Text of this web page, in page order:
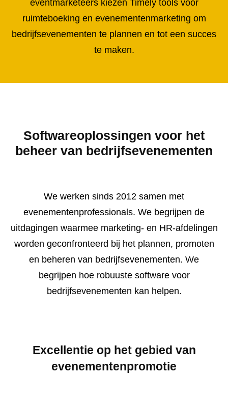
eventmarketeers kiezen Timely tools voor
ruimteboeking en evenementenmarketing om
bedrijfsevenementen te plannen en tot een succes
te maken.
Softwareoplossingen voor het
beheer van bedrijfsevenementen
We werken sinds 2012 samen met
evenementenprofessionals. We begrijpen de
uitdagingen waarmee marketing- en HR-afdelingen
worden geconfronteerd bij het plannen, promoten
en beheren van bedrijfsevenementen. We
begrijpen hoe robuuste software voor
bedrijfsevenementen kan helpen.
Excellentie op het gebied van
evenementenpromotie